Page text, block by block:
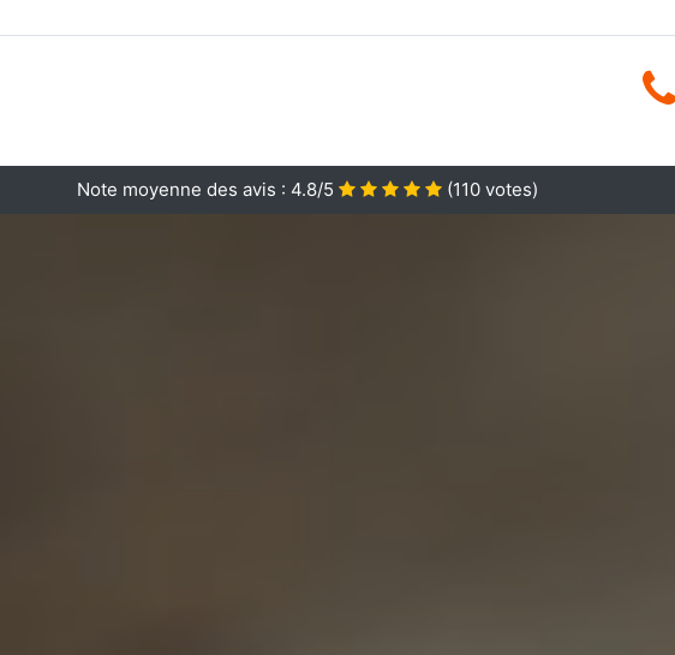
Note moyenne des avis : 4.8/5 (110 votes)